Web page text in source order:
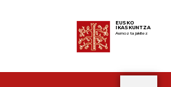
EUSKO
IKASKUNTZA
Asmoz ta jakitez